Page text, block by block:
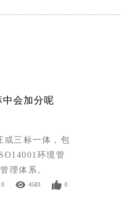
中会加分呢
或三标一体，包
环境管
理体系。
0 4583 0